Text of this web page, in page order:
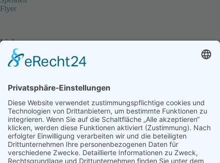
Flyer
Links
www.koordinierungsstelle-hospiz.de
Koordinierungsstelle für Hospiz & Palliativarbeit in
Hamburg
Begleitung schwerkranker und sterbender Menschen
sowie ihrer Angehörigen
STEB - Stiftung für Engagement in Hamburg-Bergedorf
Die SHIP-Stiftung Haus im Park